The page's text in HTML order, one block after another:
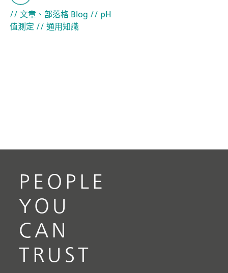
// 文章、部落格 Blog // pH
值測定// 通用知識
PEOPLE
YOU
CAN
TRUST